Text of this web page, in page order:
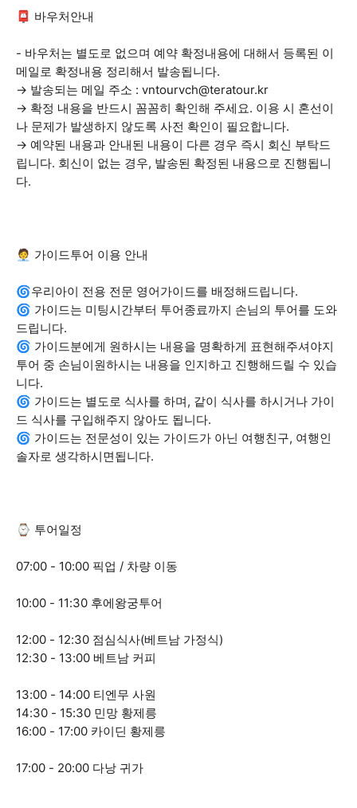
📮 바우처안내
- 바우처는 별도로 없으며 예약 확정내용에 대해서 등록된 이
메일로 확정내용 정리해서 발송됩니다.
→ 발송되는 메일 주소 : vntourvch@teratour.kr
→ 확정 내용을 반드시 꼼꼼히 확인해 주세요. 이용 시 혼선이
나 문제가 발생하지 않도록 사전 확인이 필요합니다.
→ 예약된 내용과 안내된 내용이 다른 경우 즉시 회신 부탁드
립니다. 회신이 없는 경우, 발송된 확정된 내용으로 진행됩니
다.
🧑‍💼 가이드투어 이용 안내
🌀우리아이 전용 전문 영어가이드를 배정해드립니다.
🌀 가이드는 미팅시간부터 투어종료까지 손님의 투어를 도와
드립니다.
🌀 가이드분에게 원하시는 내용을 명확하게 표현해주셔야지
투어 중 손님이원하시는 내용을 인지하고 진행해드릴 수 있습
니다.
🌀 가이드는 별도로 식사를 하며, 같이 식사를 하시거나 가이
드 식사를 구입해주지 않아도 됩니다.
🌀 가이드는 전문성이 있는 가이드가 아닌 여행친구, 여행인
솔자로 생각하시면됩니다.
⌚ 투어일정
07:00 - 10:00 픽업 / 차량 이동
10:00 - 11:30 후에왕궁투어
12:00 - 12:30 점심식사(베트남 가정식)
12:30 - 13:00 베트남 커피
13:00 - 14:00 티엔무 사원
14:30 - 15:30 민망 황제릉
16:00 - 17:00 카이딘 황제릉
17:00 - 20:00 다낭 귀가